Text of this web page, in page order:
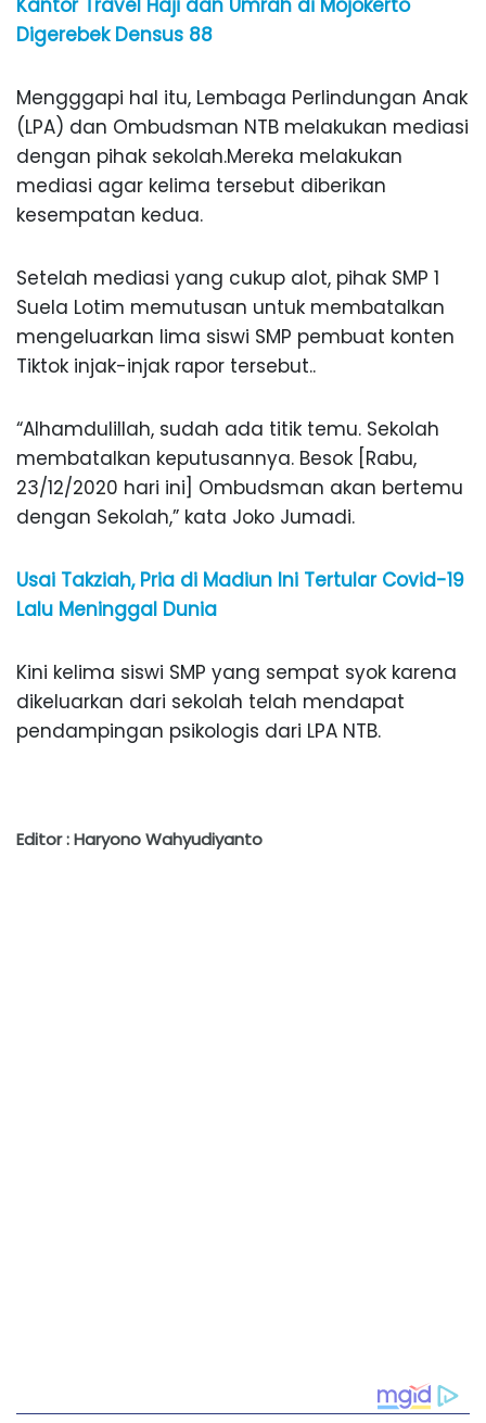
Digerebek Densus 88
Mengggapi hal itu, Lembaga Perlindungan Anak
(LPA) dan Ombudsman NTB melakukan mediasi
dengan pihak sekolah.Mereka melakukan
mediasi agar kelima tersebut diberikan
kesempatan kedua.
Setelah mediasi yang cukup alot, pihak SMP 1
Suela Lotim memutusan untuk membatalkan
mengeluarkan lima siswi SMP pembuat konten
Tiktok injak-injak rapor tersebut..
“Alhamdulillah, sudah ada titik temu. Sekolah
membatalkan keputusannya. Besok [Rabu,
23/12/2020 hari ini] Ombudsman akan bertemu
dengan Sekolah,” kata Joko Jumadi.
Usai Takziah, Pria di Madiun Ini Tertular Covid-19
Lalu Meninggal Dunia
Kini kelima siswi SMP yang sempat syok karena
dikeluarkan dari sekolah telah mendapat
pendampingan psikologis dari LPA NTB.
Editor : Haryono Wahyudiyanto